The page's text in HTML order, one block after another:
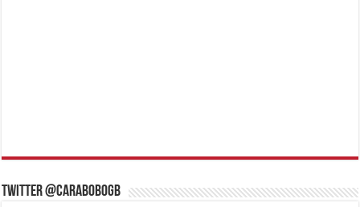
Twitter @CaraboboGB